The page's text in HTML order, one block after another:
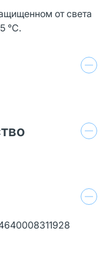
от света
°С.